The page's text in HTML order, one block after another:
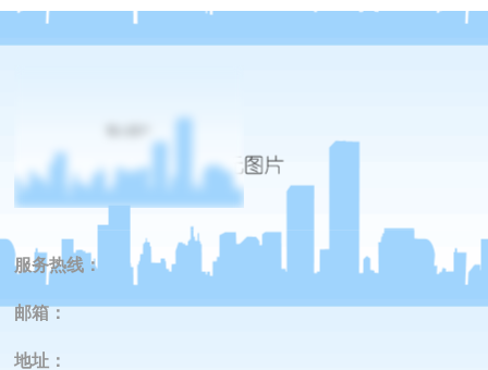
服务热线：
邮箱：
地址 ：